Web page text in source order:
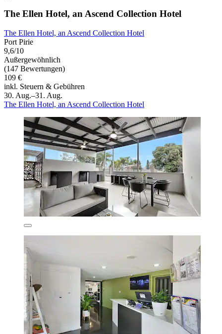
The Ellen Hotel, an Ascend Collection Hotel
The Ellen Hotel, an Ascend Collection Hotel
Port Pirie
9,6/10
Außergewöhnlich
(147 Bewertungen)
109 €
inkl. Steuern & Gebühren
30. Aug.–31. Aug.
The Ellen Hotel, an Ascend Collection Hotel